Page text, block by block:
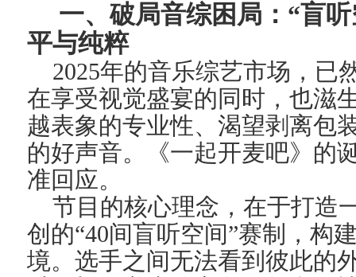
一、破局音综困局：“盲
平与纯粹
2025年的音乐综艺市场，已
在享受视觉盛宴的同时，也滋
越表象的专业性、渴望剥离包
的好声音。《一起开麦吧》的
准回应。
节目的核心理念，在于打造
创的“40间盲听空间”赛制，构
境。 选手之间无法看到彼此的